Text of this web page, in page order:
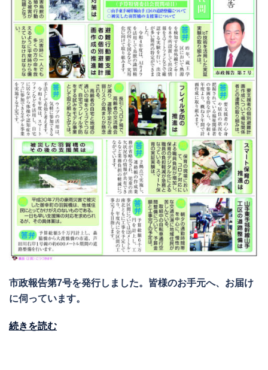
市政報告第7号を発行しました。皆様のお手元へ、お届け
に伺っています。
続きを読む